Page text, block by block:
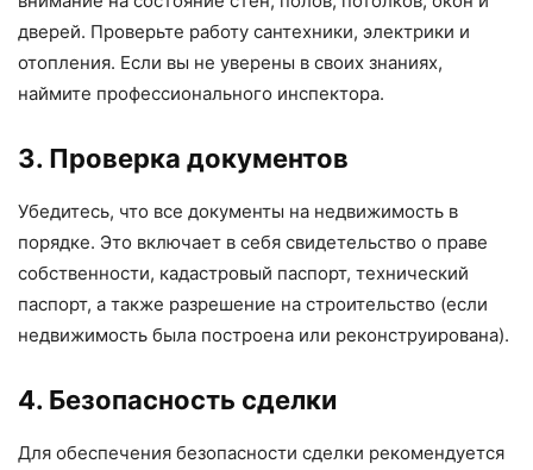
дверей. Проверьте работу сантехники, электрики и
отопления. Если вы не уверены в своих знаниях,
наймите профессионального инспектора.
3. Проверка документов
Убедитесь, что все документы на недвижимость в
порядке. Это включает в себя свидетельство о праве
собственности, кадастровый паспорт, технический
паспорт, а также разрешение на строительство (если
недвижимость была построена или реконструирована).
4. Безопасность сделки
Для обеспечения безопасности сделки рекомендуется